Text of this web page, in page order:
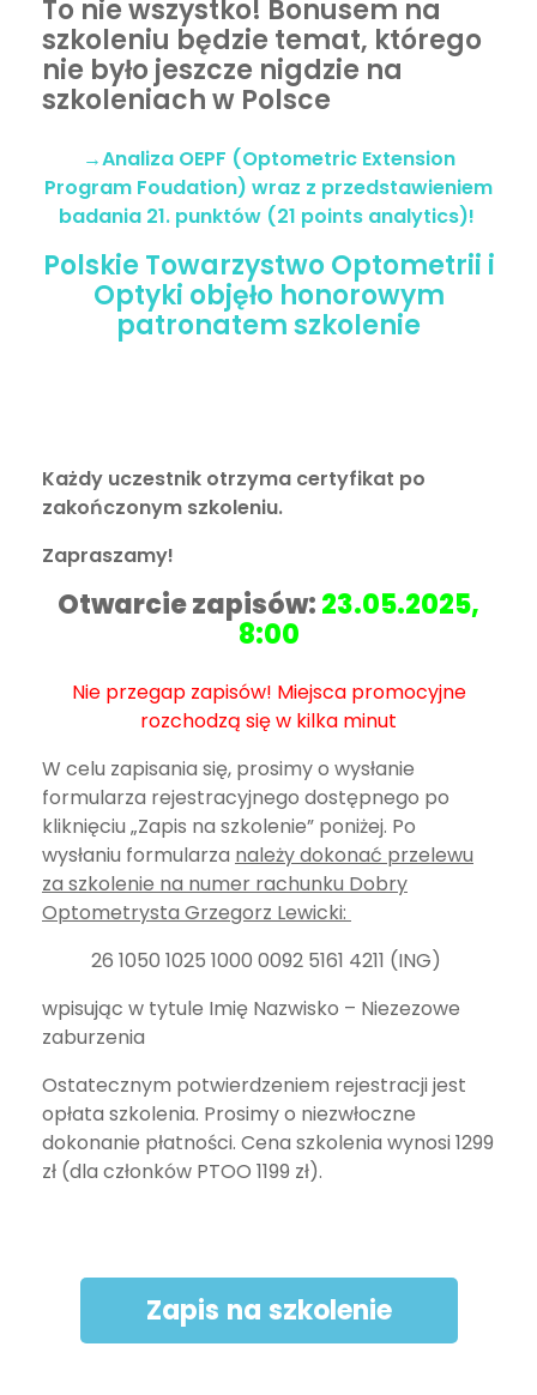
To nie wszystko! Bonusem na
szkoleniu będzie temat, którego
nie było jeszcze nigdzie na
szkoleniach w Polsce
→Analiza OEPF (Optometric Extension
Program Foudation) wraz z przedstawieniem
badania 21. punktów (21 points analytics)!
Polskie Towarzystwo Optometrii i
Optyki objęło honorowym
patronatem szkolenie
Każdy uczestnik otrzyma certyfikat po
zakończonym szkoleniu.
Zapraszamy!
Otwarcie zapisów:23.05.2025,
8:00
Nie przegap zapisów! Miejsca promocyjne
rozchodzą się w kilka minut
W celu zapisania się, prosimy o wysłanie
formularza rejestracyjnego dostępnego po
kliknięciu „Zapis na szkolenie” poniżej. Po
wysłaniu formularza należy dokonać przelewu
za szkolenie na numer rachunku Dobry
Optometrysta Grzegorz Lewicki:
26 1050 1025 1000 0092 5161 4211 (ING)
wpisując w tytule Imię Nazwisko – Niezezowe
zaburzenia
Ostatecznym potwierdzeniem rejestracji jest
opłata szkolenia. Prosimy o niezwłoczne
dokonanie płatności. Cena szkolenia wynosi 1299
zł (dla członków PTOO 1199 zł).
Zapis na szkolenie